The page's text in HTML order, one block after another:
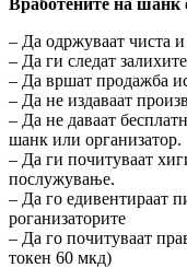
– Да одржуваат чиста
– Да ги следат
– Да вршат продажба
– Да не издаваат
– Да не даваат
шанк или организатор.
– Да ги почитуваат
послужување.
– Да го едивентираат
роганизаторите
– Да го почитуваат
токен 60 мкд)